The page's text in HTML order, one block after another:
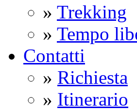
» Trekking
» Tempo
Contatti
» Richiesta
» Itinerario